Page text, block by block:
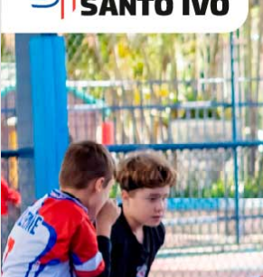
Lista de vídeos
NOSSOCANAL